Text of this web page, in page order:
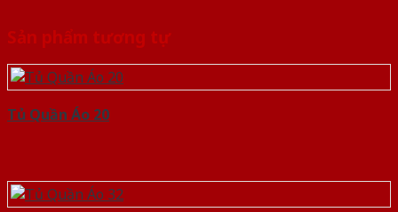
Sản phẩm tương tự
Tủ Quần Áo 20